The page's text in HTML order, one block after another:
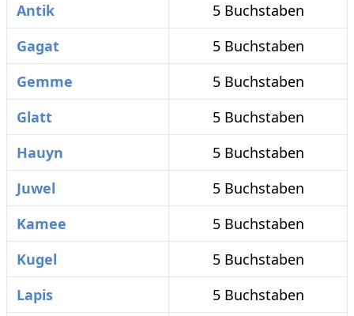
Antik
5 Buchstaben
Gagat
5 Buchstaben
Gemme
5 Buchstaben
Glatt
5 Buchstaben
Hauyn
5 Buchstaben
Juwel
5 Buchstaben
Kamee
5 Buchstaben
Kugel
5 Buchstaben
Lapis
5 Buchstaben